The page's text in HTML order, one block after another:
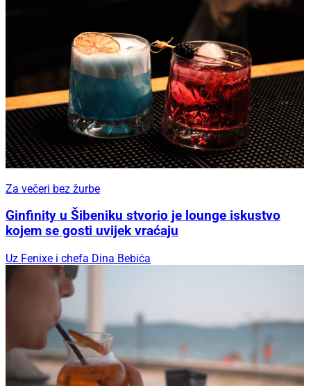
Za večeri bez žurbe
Ginfinity u Šibeniku stvorio je lounge iskustvo
kojem se gosti uvijek vraćaju
Uz Fenixe i chefa Dina Bebića